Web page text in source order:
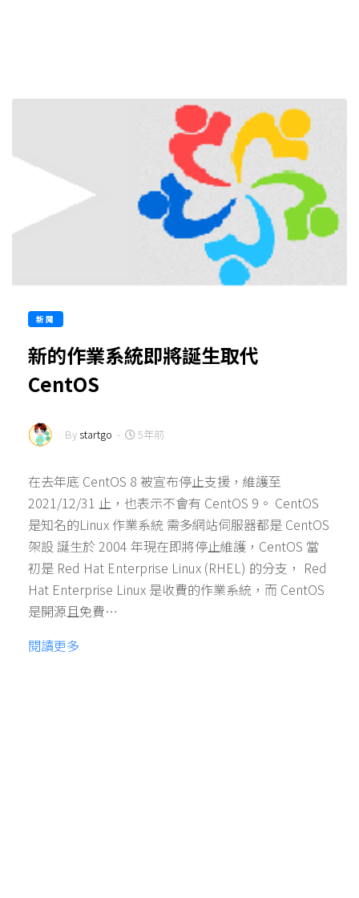
新聞
新的作業系統即將誕生取代
CentOS
By startgo - 5年前
在去年底 CentOS 8 被宣布停止支援，維護至
2021/12/31 止，也表示不會有 CentOS 9。 CentOS
是知名的Linux 作業系統 需多網站伺服器都是 CentOS
架設 誕生於 2004 年現在即將停止維護，CentOS 當
初是 Red Hat Enterprise Linux (RHEL) 的分支， Red
Hat Enterprise Linux 是收費的作業系統，而 CentOS
是開源且免費…
閱讀更多